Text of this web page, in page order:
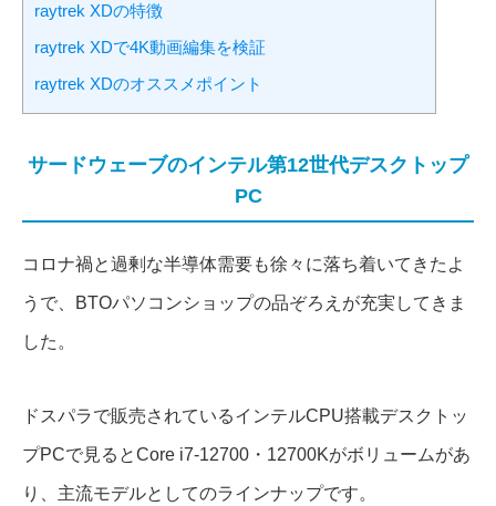
raytrek XDの特徴
raytrek XDで4K動画編集を検証
raytrek XDのオススメポイント
サードウェーブのインテル第12世代デスクトップ
PC
コロナ禍と過剰な半導体需要も徐々に落ち着いてきたよ
うで、BTOパソコンショップの品ぞろえが充実してきま
した。
ドスパラで販売されているインテルCPU搭載デスクトッ
プPCで見るとCore i7-12700・12700Kがボリュームがあ
り、主流モデルとしてのラインナップです。